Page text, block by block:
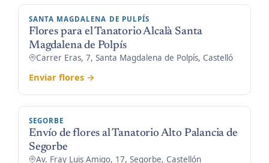
SANTA MAGDALENA DE PULPÍS
Flores para el Tanatorio Alcalà Santa
Magdalena de Polpís
Carrer Eras, 7, Santa Magdalena de Polpís, Castelló
Enviar flores →
SEGORBE
Envío de flores al Tanatorio Alto Palancia de
Segorbe
Av. Fray Luis Amigo, 17, Segorbe, Castellón